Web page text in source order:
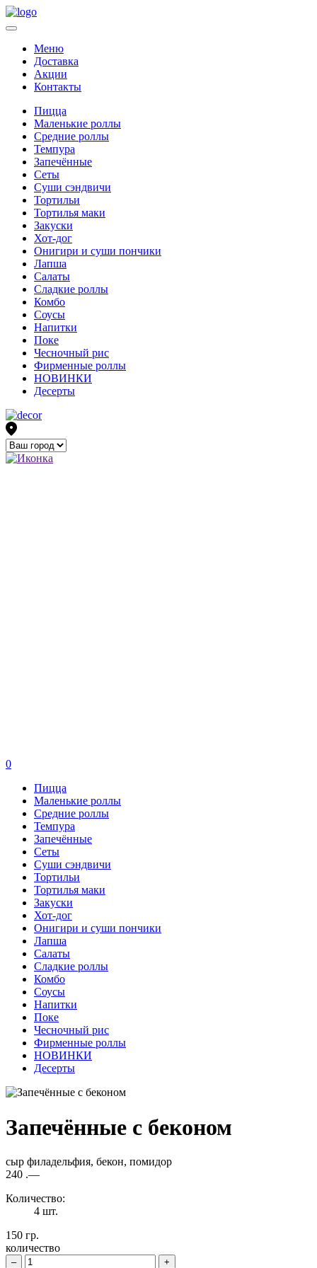
Меню
Доставка
Акции
Контакты
Пицца
Маленькие роллы
Средние роллы
Темпура
Запечённые
Сеты
Суши сэндвичи
Тортильи
Тортилья маки
Закуски
Хот-дог
Онигири и суши пончики
Лапша
Салаты
Сладкие роллы
Комбо
Соусы
Напитки
Поке
Чесночный рис
Фирменные роллы
НОВИНКИ
Десерты
0
Пицца
Маленькие роллы
Средние роллы
Темпура
Запечённые
Сеты
Суши сэндвичи
Тортильи
Тортилья маки
Закуски
Хот-дог
Онигири и суши пончики
Лапша
Салаты
Сладкие роллы
Комбо
Соусы
Напитки
Поке
Чесночный рис
Фирменные роллы
НОВИНКИ
Десерты
Запечённые с беконом
сыр филадельфия, бекон, помидор
240 .—
Количество:
4 шт.
150 гр.
количество
– +